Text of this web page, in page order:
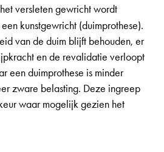
het versleten gewricht wordt
kunstgewricht (duimprothese).
van de duim blijft behouden, er
en de revalidatie verloopt
een duimprothese is minder
zware belasting. Deze ingreep
waar mogelijk gezien het